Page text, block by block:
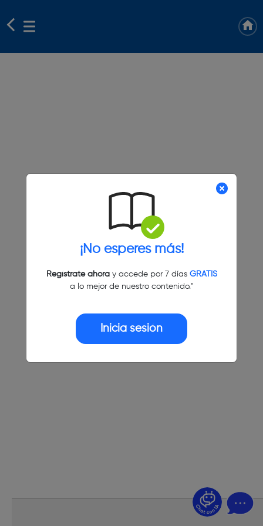
¡No esperes más!
Regístrate ahoray accede por 7 días GRATIS
a lo mejor de nuestro contenido."
Inicia sesión